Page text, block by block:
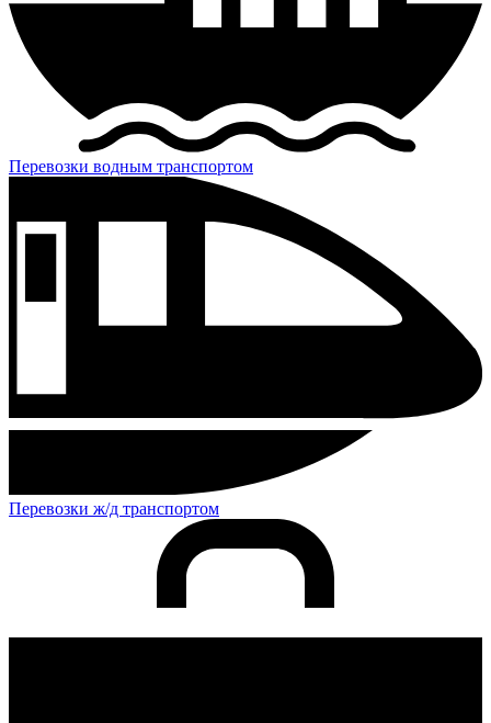
Перевозки водным транспортом
Перевозки ж/д транспортом